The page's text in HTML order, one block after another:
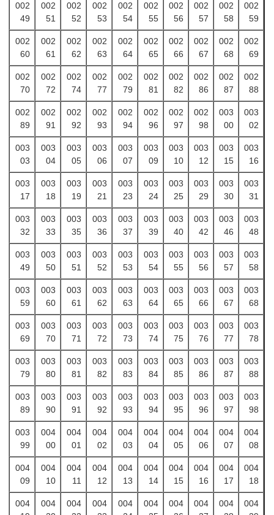
002
49
002
51
002
52
002
53
002
54
002
55
002
56
002
57
002
58
002
59
002
60
002
61
002
62
002
63
002
64
002
65
002
66
002
67
002
68
002
69
002
70
002
72
002
74
002
77
002
79
002
81
002
82
002
86
002
87
002
88
002
89
002
91
002
92
002
93
002
94
002
96
002
97
002
98
003
00
003
02
003
03
003
04
003
05
003
06
003
07
003
09
003
10
003
12
003
15
003
16
003
17
003
18
003
19
003
21
003
23
003
24
003
25
003
29
003
30
003
31
003
32
003
33
003
35
003
36
003
37
003
39
003
40
003
42
003
46
003
48
003
49
003
50
003
51
003
52
003
53
003
54
003
55
003
56
003
57
003
58
003
59
003
60
003
61
003
62
003
63
003
64
003
65
003
66
003
67
003
68
003
69
003
70
003
71
003
72
003
73
003
74
003
75
003
76
003
77
003
78
003
79
003
80
003
81
003
82
003
83
003
84
003
85
003
86
003
87
003
88
003
89
003
90
003
91
003
92
003
93
003
94
003
95
003
96
003
97
003
98
003
99
004
00
004
01
004
02
004
03
004
04
004
05
004
06
004
07
004
08
004
09
004
10
004
11
004
12
004
13
004
14
004
15
004
16
004
17
004
18
004
004
004
004
004
004
004
004
004
004